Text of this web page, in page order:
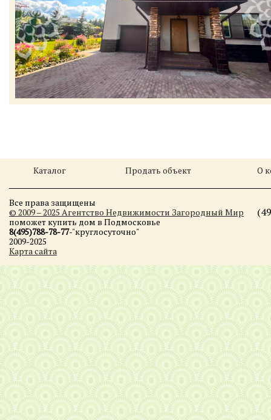
Каталог Продать объект О
Все права защищены
© 2009 – 2025 Агентство Недвижимости Загородный Мир
поможет купить дом в Подмосковье
8(495)788-78-77-"круглосуточно"
2009-2025
Карта сайта